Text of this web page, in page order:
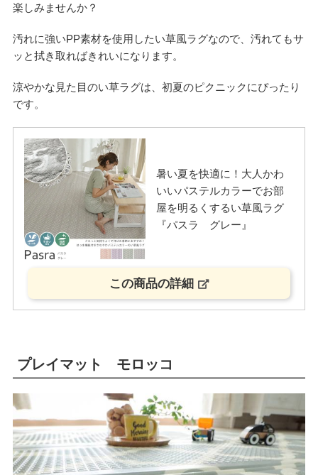
楽しみませんか？
汚れに強いPP素材を使用したい草風ラグなので、汚れてもサ
ッと拭き取ればきれいになります。
涼やかな見た目のい草ラグは、初夏のピクニックにぴったり
です。
暑い夏を快適に！大人かわ
いいパステルカラーでお部
屋を明るくするい草風ラグ
『パスラ グレー』
この商品の詳細
プレイマット モロッコ